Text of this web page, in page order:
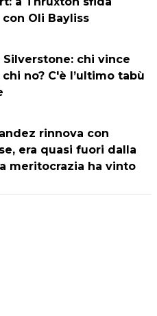
Oli Bayliss
Silverstone: chi vince
no? C'è l’ultimo tabù
rinnova con
era quasi fuori dalla
meritocrazia ha vinto